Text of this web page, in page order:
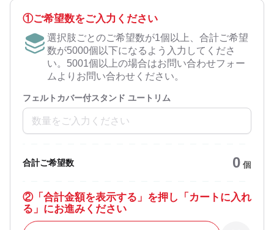
#生活雑貨
①ご希望数をご入力ください
選択肢ごとのご希望数が1個以上、合計ご希望
数が5000個以下になるよう入力してくださ
い。5001個以上の場合はお問い合わせフォー
ムよりお問い合わせください。
フェルトカバー付スタンド ユートリム
合計ご希望数 0 個
②「合計金額を表示する」を押し「カートに入れ
る」にお進みください